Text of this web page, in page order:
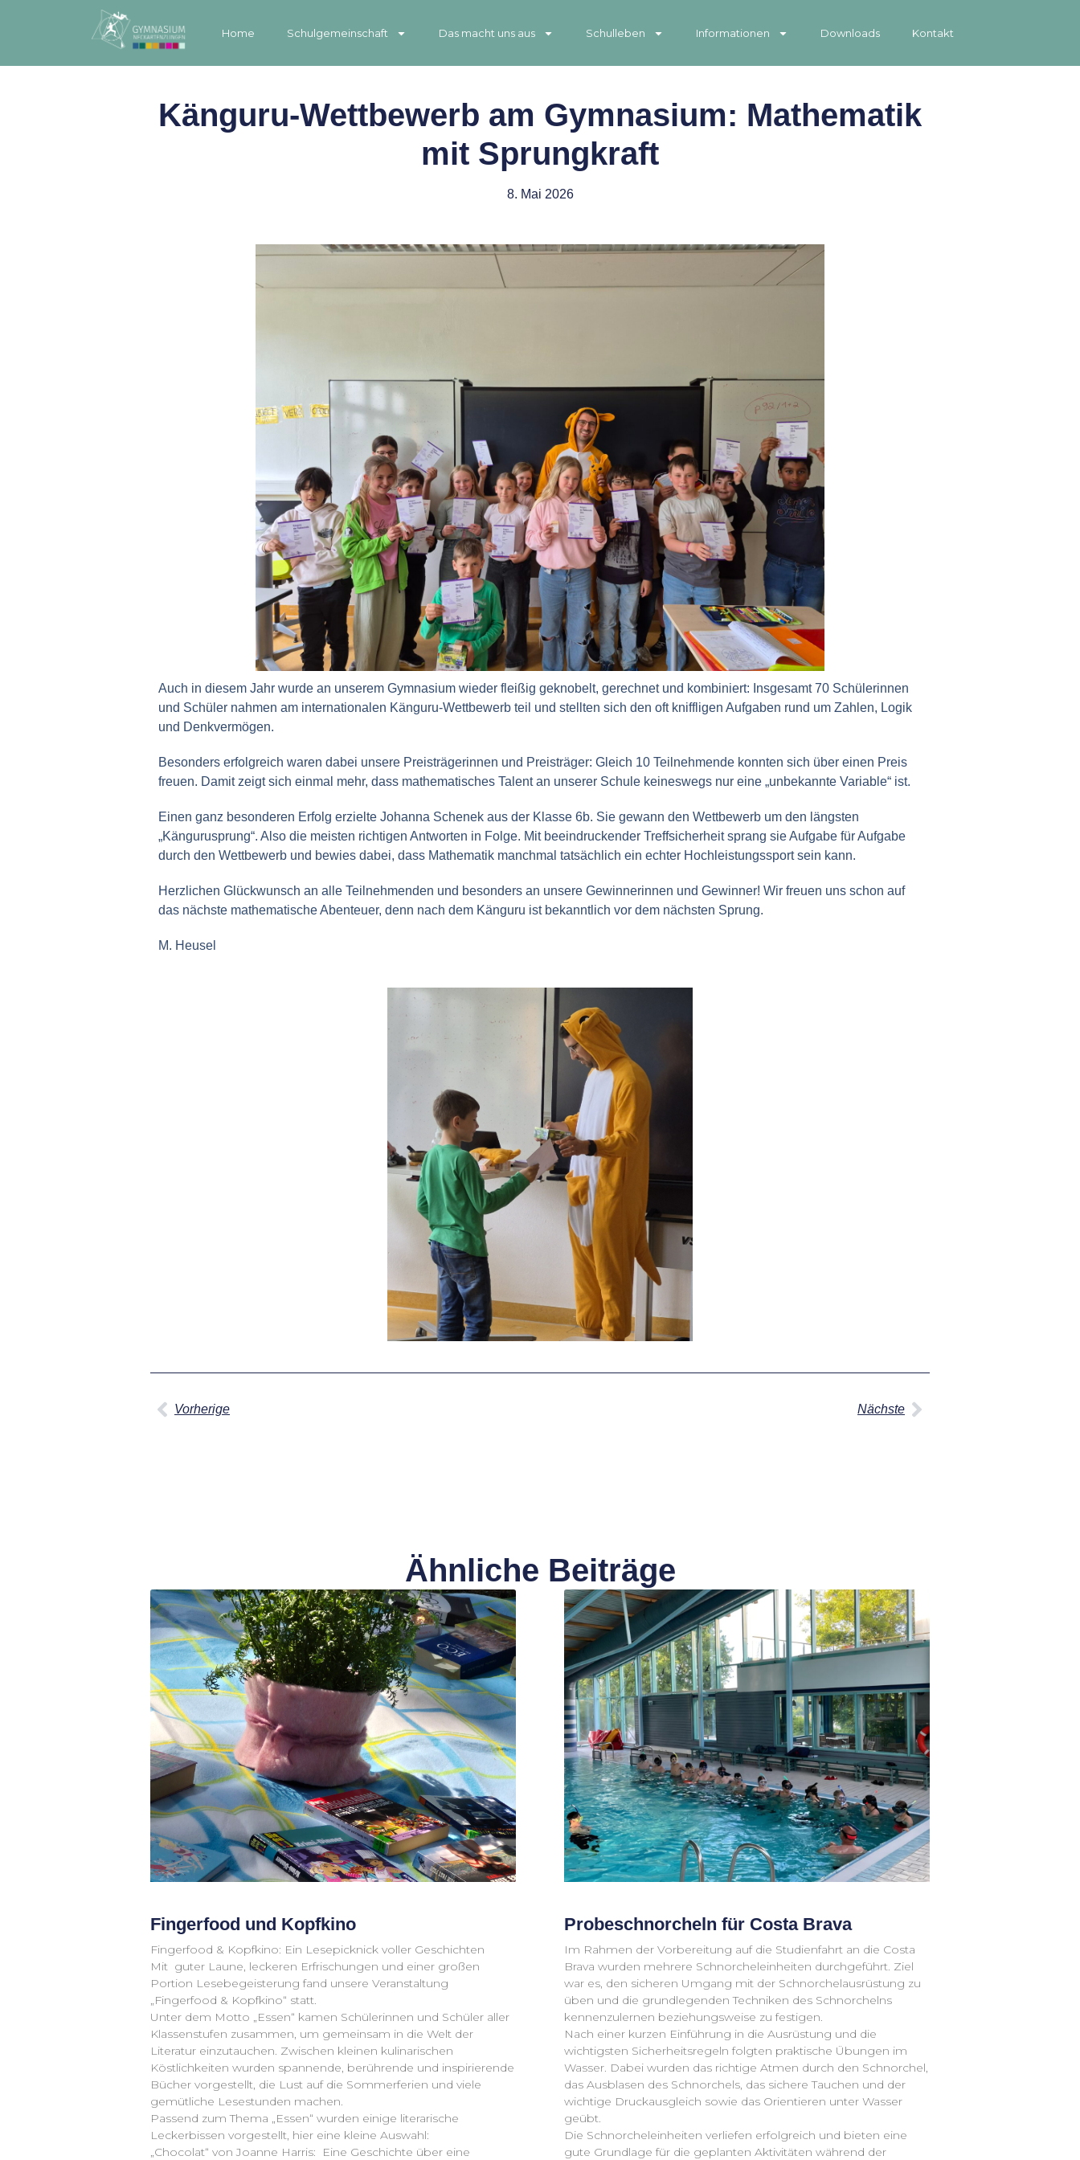
Home Schulgemeinschaft Das macht uns aus Schulleben Informationen Downloads Kontakt
Känguru-Wettbewerb am Gymnasium: Mathematik
mit Sprungkraft
8. Mai 2026
Auch in diesem Jahr wurde an unserem Gymnasium wieder fleißig geknobelt, gerechnet und kombiniert: Insgesamt 70 Schülerinnen
und Schüler nahmen am internationalen Känguru-Wettbewerb teil und stellten sich den oft kniffligen Aufgaben rund um Zahlen, Logik
und Denkvermögen.
Besonders erfolgreich waren dabei unsere Preisträgerinnen und Preisträger: Gleich 10 Teilnehmende konnten sich über einen Preis
freuen. Damit zeigt sich einmal mehr, dass mathematisches Talent an unserer Schule keineswegs nur eine „unbekannte Variable“ ist.
Einen ganz besonderen Erfolg erzielte Johanna Schenek aus der Klasse 6b. Sie gewann den Wettbewerb um den längsten
„Kängurusprung“. Also die meisten richtigen Antworten in Folge. Mit beeindruckender Treffsicherheit sprang sie Aufgabe für Aufgabe
durch den Wettbewerb und bewies dabei, dass Mathematik manchmal tatsächlich ein echter Hochleistungssport sein kann.
Herzlichen Glückwunsch an alle Teilnehmenden und besonders an unsere Gewinnerinnen und Gewinner! Wir freuen uns schon auf
das nächste mathematische Abenteuer, denn nach dem Känguru ist bekanntlich vor dem nächsten Sprung.
M. Heusel
Vorherige Nächste
Ähnliche Beiträge
Fingerfood und Kopfkino
Fingerfood & Kopfkino: Ein Lesepicknick voller Geschichten
Mit guter Laune, leckeren Erfrischungen und einer großen
Portion Lesebegeisterung fand unsere Veranstaltung
„Fingerfood & Kopfkino“ statt.
Unter dem Motto „Essen“ kamen Schülerinnen und Schüler aller
Klassenstufen zusammen, um gemeinsam in die Welt der
Literatur einzutauchen. Zwischen kleinen kulinarischen
Köstlichkeiten wurden spannende, berührende und inspirierende
Bücher vorgestellt, die Lust auf die Sommerferien und viele
gemütliche Lesestunden machen.
Passend zum Thema „Essen“ wurden einige literarische
Leckerbissen vorgestellt, hier eine kleine Auswahl:
„Chocolat“ von Joanne Harris: Eine Geschichte über eine
Probeschnorcheln für Costa Brava
Im Rahmen der Vorbereitung auf die Studienfahrt an die Costa
Brava wurden mehrere Schnorcheleinheiten durchgeführt. Ziel
war es, den sicheren Umgang mit der Schnorchelausrüstung zu
üben und die grundlegenden Techniken des Schnorchelns
kennenzulernen beziehungsweise zu festigen.
Nach einer kurzen Einführung in die Ausrüstung und die
wichtigsten Sicherheitsregeln folgten praktische Übungen im
Wasser. Dabei wurden das richtige Atmen durch den Schnorchel,
das Ausblasen des Schnorchels, das sichere Tauchen und der
wichtige Druckausgleich sowie das Orientieren unter Wasser
geübt.
Die Schnorcheleinheiten verliefen erfolgreich und bieten eine
gute Grundlage für die geplanten Aktivitäten während der